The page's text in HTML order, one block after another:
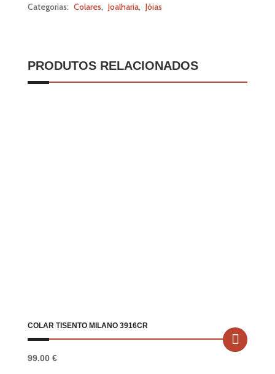
Categorias: Colares, Joalharia, Jóias
PRODUTOS RELACIONADOS
COLAR TISENTO MILANO 3916CR
99.00 €